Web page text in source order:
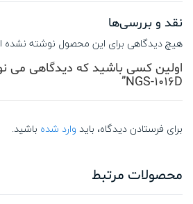
نقد و بررسی‌ها
هیچ دیدگاهی برای این محصول نوشته
اولین کسی باشید که دیدگاهی می
NGS-1016D”
برای فرستادن دیدگاه، باید وارد شده باشید.
محصولات مرتبط